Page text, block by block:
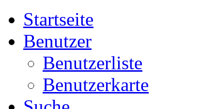
Startseite
Benutzer
Benutzerliste
Benutzerkarte